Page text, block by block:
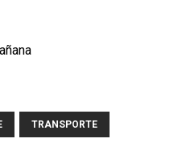
TRANSPORTE